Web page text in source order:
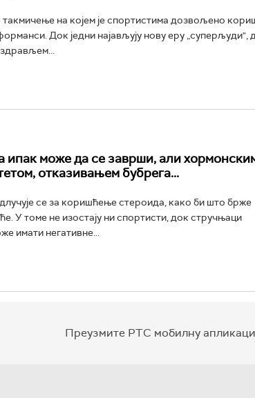
на којем је спортистима дозвољено
Док једни најављују нову еру „суперљуди",
здрављем...
ипак може да се заврши, али
отказивањем бубрега...
се за коришћење стероида, како би што брже
У томе не изостају ни спортисти, док стручњаци
имати негативне...
Преузмите РТС мобилну